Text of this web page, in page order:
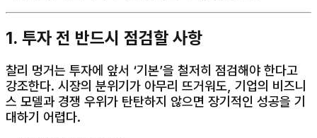
1. 투자 전 반드시 점검할 사항
찰리 멍거는 투자에 앞서 ‘기본’을 철저히 점검해야 한다고
강조한다. 시장의 분위기가 아무리 뜨거워도, 기업의 비즈니
스 모델과 경쟁 우위가 탄탄하지 않으면 장기적인 성공을 기
대하기 어렵다.